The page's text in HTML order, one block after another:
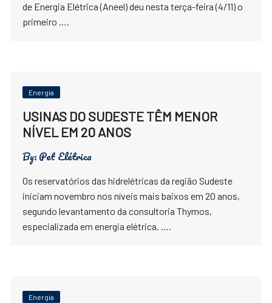
de Energia Elétrica (Aneel) deu nesta terça-feira (4/11) o
primeiro ….
Energia
USINAS DO SUDESTE TÊM MENOR
NÍVEL EM 20 ANOS
By:Pet Elétrica
Os reservatórios das hidrelétricas da região Sudeste
iniciam novembro nos níveis mais baixos em 20 anos,
segundo levantamento da consultoria Thymos,
especializada em energia elétrica. ….
Energia